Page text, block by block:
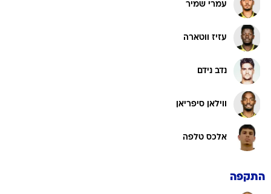
עמרי שמיר
עזיז ווטארה
נדב נידם
ווילאן סיפריאן
אלכס טלפה
התקפה